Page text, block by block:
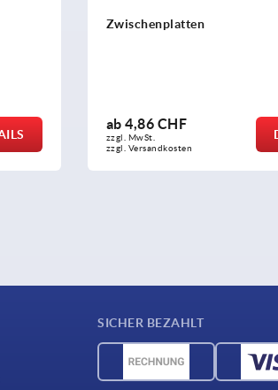
Zwischenplatten
4,86 CHF
zzgl. MwSt.
zzgl. Versandkosten
SICHER BEZAHLT